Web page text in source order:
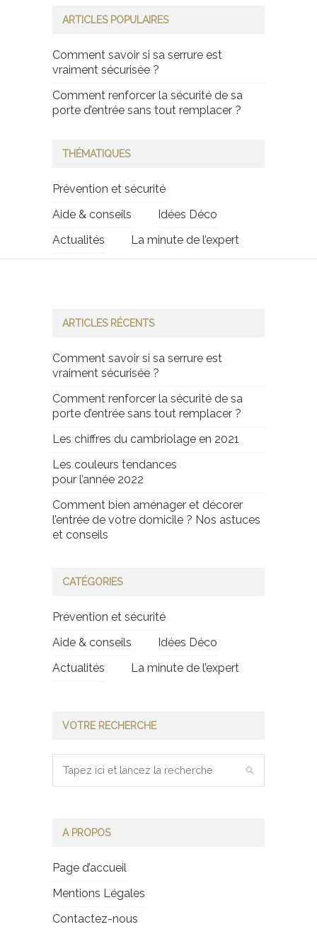
ARTICLES POPULAIRES
Comment savoir si sa serrure est
vraiment sécurisée ?
Comment renforcer la sécurité de sa
porte d’entrée sans tout remplacer ?
THÉMATIQUES
Prévention et sécurité
Aide & conseils
Idées Déco
Actualités
La minute de l’expert
ARTICLES RÉCENTS
Comment savoir si sa serrure est
vraiment sécurisée ?
Comment renforcer la sécurité de sa
porte d’entrée sans tout remplacer ?
Les chiffres du cambriolage en 2021
Les couleurs tendances
pour l’année 2022
Comment bien aménager et décorer
l’entrée de votre domicile ? Nos astuces
et conseils
CATÉGORIES
Prévention et sécurité
Aide & conseils
Idées Déco
Actualités
La minute de l’expert
VOTRE RECHERCHE
A PROPOS
Page d’accueil
Mentions Légales
Contactez-nous